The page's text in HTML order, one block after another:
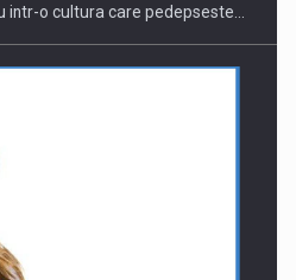
intr-o cultura care pedepseste…